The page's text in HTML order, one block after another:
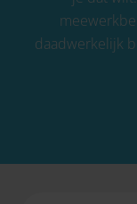
daadwerkelijk